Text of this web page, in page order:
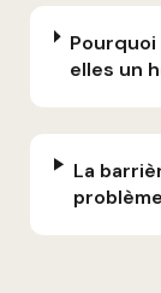
elles un
La